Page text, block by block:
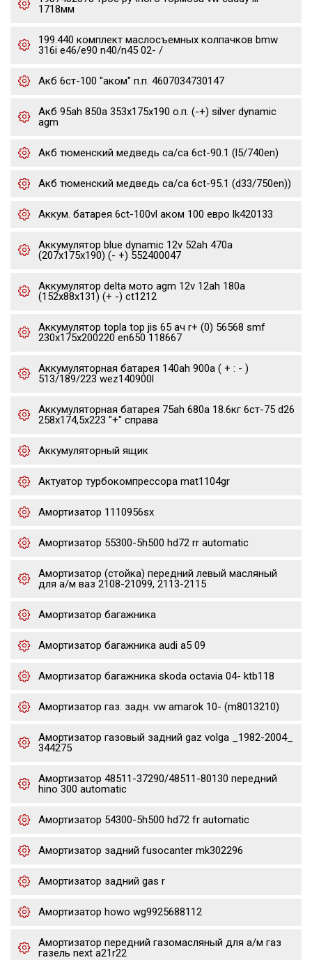
1718мм
199.440 комплект маслосъемных колпачков bmw
316i e46/e90 n40/n45 02- /
Акб 6ст-100 "аком" п.п. 4607034730147
Акб 95ah 850a 353x175x190 о.п. (-+) silver dynamic
agm
Акб тюменский медведь ca/ca 6ct-90.1 (l5/740en)
Акб тюменский медведь ca/ca 6ct-95.1 (d33/750en))
Аккум. батарея 6ct-100vl аком 100 евро lk420133
Аккумулятор blue dynamic 12v 52ah 470a
(207x175x190) (- +) 552400047
Аккумулятор delta мото agm 12v 12ah 180a
(152x88x131) (+ -) ct1212
Аккумулятор topla top jis 65 ач r+ (0) 56568 smf
230x175x200220 en650 118667
Аккумуляторная батарея 140ah 900a ( + : - )
513/189/223 wez140900l
Аккумуляторная батарея 75ah 680a 18.6кг 6ст-75 d26
258x174,5x223 "+" справа
Аккумуляторный ящик
Актуатор турбокомпрессора mat1104gr
Амортизатор 1110956sx
Амортизатор 55300-5h500 hd72 rr automatic
Амортизатор (стойка) передний левый масляный
для а/м ваз 2108-21099, 2113-2115
Амортизатор багажника
Амортизатор багажника audi a5 09
Амортизатор багажника skoda octavia 04- ktb118
Амортизатор газ. задн. vw amarok 10- (m8013210)
Амортизатор газовый задний gaz volga _1982-2004_
344275
Амортизатор 48511-37290/48511-80130 передний
hino 300 automatic
Амортизатор 54300-5h500 hd72 fr automatic
Амортизатор задний fusocanter mk302296
Амортизатор задний gas r
Амортизатор howo wg9925688112
Амортизатор передний газомасляный для а/м газ
газель next a21r22